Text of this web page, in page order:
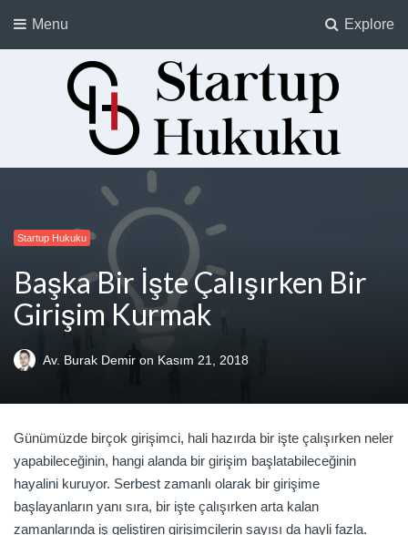
Explore
Menu
Startup Hukuku
Startuplar için Hukuk, Hukukçular için Startuplar
Startup Hukuku
Başka Bir İşte Çalışırken Bir
Girişim Kurmak
Av. Burak Demir on Kasım 21, 2018
Günümüzde birçok girişimci, hali hazırda bir işte çalışırken neler
yapabileceğinin, hangi alanda bir girişim başlatabileceğinin
hayalini kuruyor. Serbest zamanlı olarak bir girişime
başlayanların yanı sıra, bir işte çalışırken arta kalan
zamanlarında iş geliştiren girişimcilerin sayısı da hayli fazla.